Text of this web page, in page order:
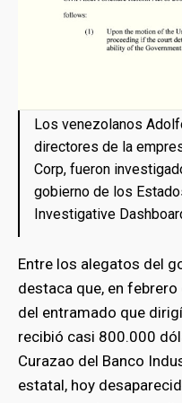
Los venezolanos
directores de la
Corp, fueron
gobierno de los
Investigative
Entre los alegatos del
destaca que, en
del entramado que
recibió casi 800.000
Curazao del Banco
estatal, hoy